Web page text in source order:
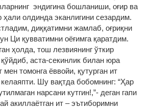
эндигина бошланиши, оғир ва
ҳали олдинда эканлигини сезардим.
диққатимни жамлаб, оғриқни
Ци қувватимни оёғимга қаратдим.
ҳолда, тош лезвиянинг ўткир
қўйдиб, аста-секинлик билан юра
томонга ёввойи, қутурган ит
Шу вақтда бобомнинг: “Ҳар
нарсани кутгин!,”- деган гапи
акиллаётган ит – эътиборимни